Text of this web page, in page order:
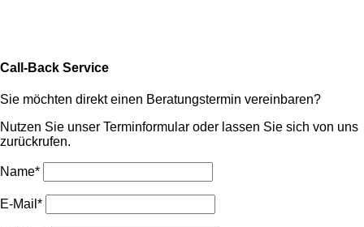
Call-Back Service
Sie möchten direkt einen Beratungstermin vereinbaren?
Nutzen Sie unser Terminformular oder lassen Sie sich von uns
zurückrufen.
Name*
E-Mail*